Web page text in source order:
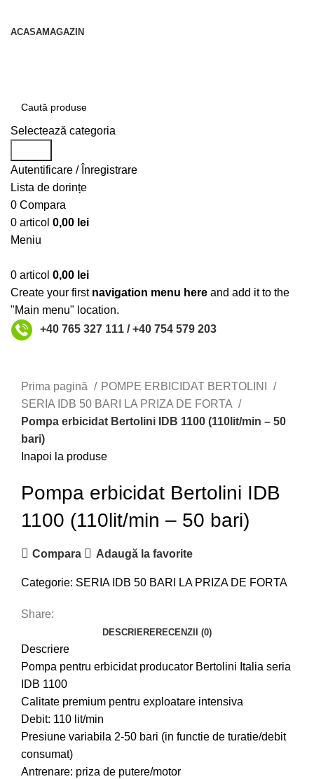
ACASAMAGAZIN
Selectează categoria
Autentificare / Înregistrare
Lista de dorințe
0 Compara
0 articol 0,00 lei
Meniu
0 articol 0,00 lei
Create your first navigation menu here and add it to the
"Main menu" location.
+40 765 327 111 / +40 754 579 203
Prima pagină
POMPE ERBICIDAT BERTOLINI
SERIA IDB 50 BARI LA PRIZA DE FORTA
Pompa erbicidat Bertolini IDB 1100 (110lit/min – 50
bari)
Inapoi la produse
Pompa erbicidat Bertolini IDB
1100 (110lit/min – 50 bari)
Compara Adaugă la favorite
Categorie: SERIA IDB 50 BARI LA PRIZA DE FORTA
Share:
DESCRIERERECENZII (0)
Descriere
Pompa pentru erbicidat producator Bertolini Italia seria
IDB 1100
Calitate premium pentru exploatare intensiva
Debit: 110 lit/min
Presiune variabila 2-50 bari (in functie de turatie/debit
consumat)
Antrenare: priza de putere/motor